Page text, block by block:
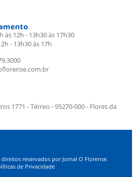
às 12h - 13h30 às 17h30
- 13h30 às 17h
1771 - Térreo - 95270-000 - Flores da
reservados por Jornal O Florense.
de Privacidade